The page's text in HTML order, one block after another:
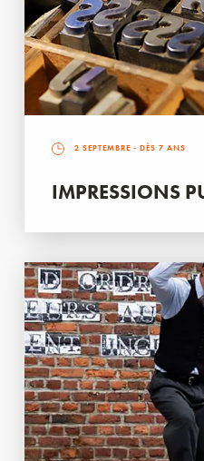
2 SEPTEMBRE - DÈS 7 ANS
IMPRESSIONS